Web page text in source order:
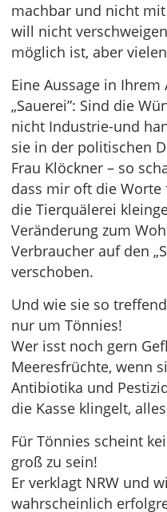
machbar und nicht
will nicht
möglich ist, aber
Eine Aussage in
„Sauerei”: Sind die
nicht Industrie-und
sie in der politischen
Frau Klöckner – so
dass mir oft die Worte
die Tierquälerei
Veränderung zum
Verbraucher auf den
verschoben.
Und wie sie so
nur um Tönnies!
Wer isst noch gern
Meeresfrüchte, wenn
Antibiotika und
die Kasse klingelt,
Für Tönnies scheint
groß zu sein!
Er verklagt NRW und
wahrscheinlich